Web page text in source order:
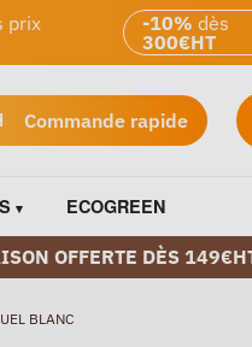
prix
-10% dès
300€HT
Commande rapide
ECOGREEN
OFFERTE DÈS
BLANC